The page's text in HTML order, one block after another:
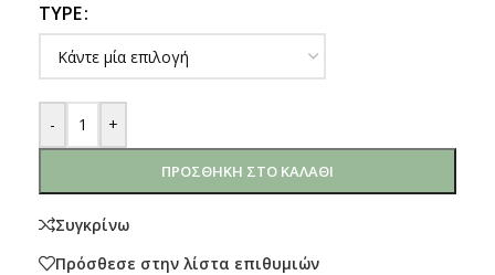
TYPE
- +
ΠΡΟΣΘΉΚΗ ΣΤΟ ΚΑΛΆΘΙ
Συγκρίνω
Πρόσθεσε στην λίστα επιθυμιών